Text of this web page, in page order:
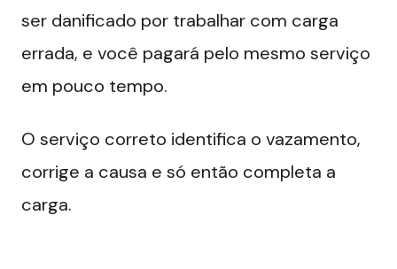
ser danificado por trabalhar com carga
errada, e você pagará pelo mesmo serviço
em pouco tempo.
O serviço correto identifica o vazamento,
corrige a causa e só então completa a
carga.